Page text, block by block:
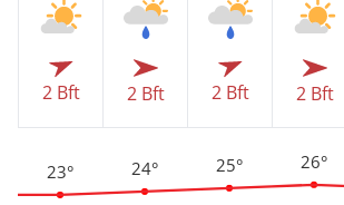
2 Bft
23°
2 Bft
24°
2 Bft
25°
2 Bft
26°